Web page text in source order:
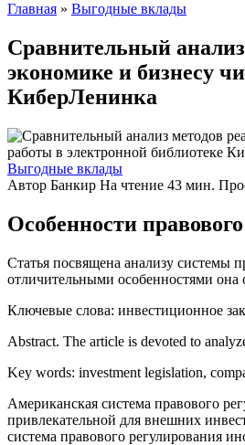
Главная » Выгодные вклады
Сравнительный
экономике и бизнесу
КиберЛенинка
Выгодные вклады
Автор Банкир На чтение 43 мин.
Особенности
Статья посвящена анализу системы
отличительными особенностями она
Ключевые слова: инвестиционное
Abstract. The article is devoted to
Key words: investment legislation,
Американская система правового
привлекательной для внешних
система правового регулирования